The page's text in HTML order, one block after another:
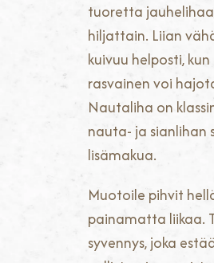
tuoretta
hiljattain. Liian
kuivuu helposti,
rasvainen voi
Nautaliha on
nauta- ja sianlihan
lisämakua.
Muotoile pihvit
painamatta liikaa.
syvennys, joka